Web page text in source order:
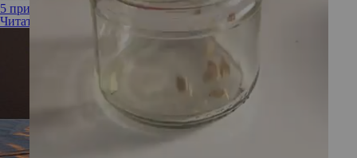
5 причин для посещения Кубы прямо сейчас
Читать полностью